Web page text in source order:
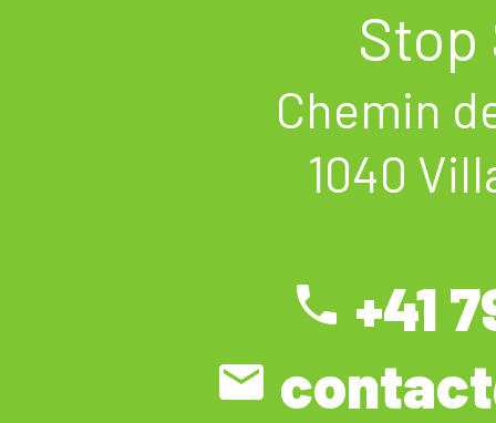
Stop
Chemin
1040
phone +41
